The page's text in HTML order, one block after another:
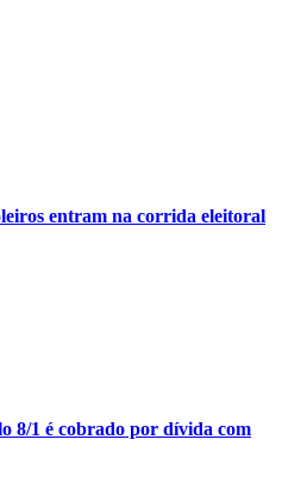
entram na corrida eleitoral
8/1 é cobrado por dívida com